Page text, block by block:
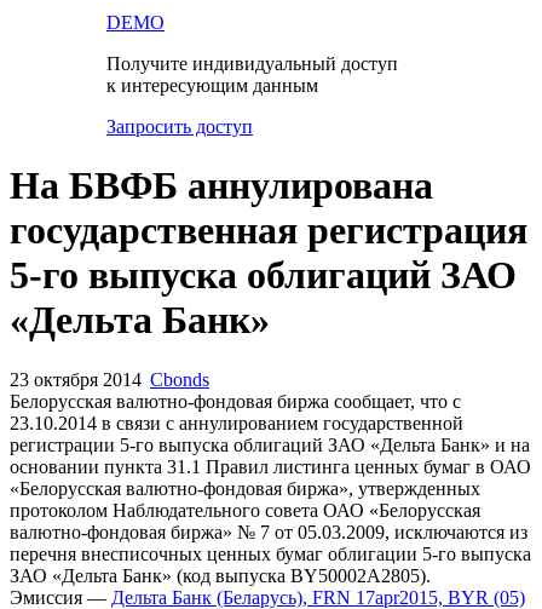
DEMO
Получите индивидуальный доступ
к интересующим данным
Запросить доступ
На БВФБ аннулирована
государственная регистрация
5-го выпуска облигаций ЗАО
«Дельта Банк»
23 октября 2014 Cbonds
Белорусская валютно-фондовая биржа сообщает, что с
23.10.2014 в связи с аннулированием государственной
регистрации 5-го выпуска облигаций ЗАО «Дельта Банк» и на
основании пункта 31.1 Правил листинга ценных бумаг в ОАО
«Белорусская валютно-фондовая биржа», утвержденных
протоколом Наблюдательного совета ОАО «Белорусская
валютно-фондовая биржа» № 7 от 05.03.2009, исключаются из
перечня внесписочных ценных бумаг облигации 5-го выпуска
ЗАО «Дельта Банк» (код выпуска BY50002А2805).
Эмиссия — Дельта Банк (Беларусь), FRN 17apr2015, BYR (05)